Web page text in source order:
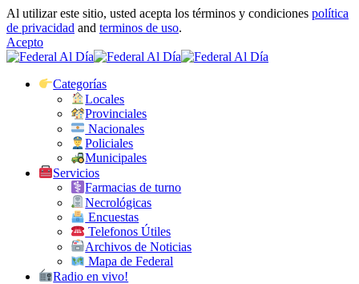
Al utilizar este sitio, usted acepta los términos y condiciones política
de privacidad and terminos de uso.
Acepto
Categorías
Locales
Provinciales
Nacionales
Policiales
Municipales
Servicios
Farmacias de turno
Necrológicas
Encuestas
Telefonos Útiles
Archivos de Noticias
Mapa de Federal
Radio en vivo!